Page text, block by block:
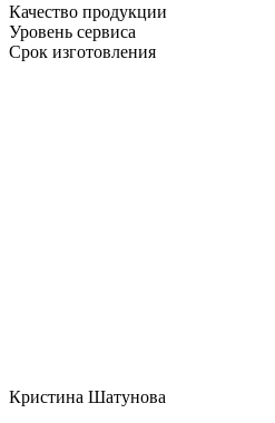
Качество продукции
Уровень сервиса
Срок изготовления
Кристина Шатунова